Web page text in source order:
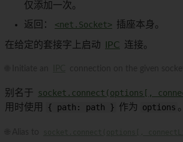
仅添加一次。
返回：
<net.Socket> 插座本身。
在给定的套接字上启动 IPC 连接。
别名于 socket.connect(options[,
用时使用
{ path: path } 作为 options 。